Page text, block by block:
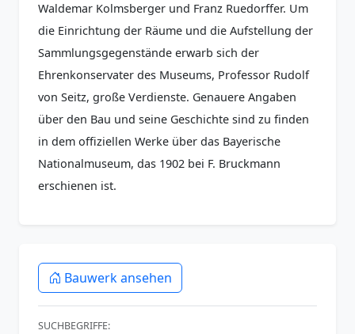
Waldemar Kolmsberger und Franz Ruedorffer. Um
die Einrichtung der Räume und die Aufstellung der
Sammlungsgegenstände erwarb sich der
Ehrenkonservater des Museums, Professor Rudolf
von Seitz, große Verdienste. Genauere Angaben
über den Bau und seine Geschichte sind zu finden
in dem offiziellen Werke über das Bayerische
Nationalmuseum, das 1902 bei F. Bruckmann
erschienen ist.
Bauwerk ansehen
SUCHBEGRIFFE: